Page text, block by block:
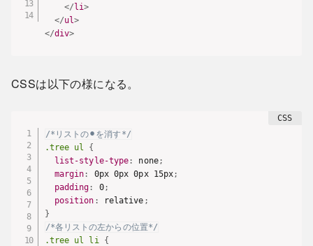
</ li>
</ul>
</div>
CSSは以下の様になる。
/*リストの⚫︎を消す*/
.tree ul
{
list-style-type : none;
margin : 0px 0px 0px 15px ;
padding : 0;
position : relative ;
}
/*各リストの左からの位置*/
.tree ul li
{